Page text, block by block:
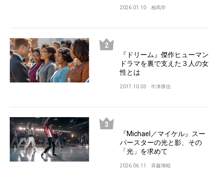
2026.01.10 相馬学
『ドリーム』傑作ヒューマン
ドラマを裏で支えた３人の女
性とは
2017.10.03 牛津厚信
『Michael／マイケル』スー
パースターの光と影、その
「光」を求めて
2026.06.11 斉藤博昭